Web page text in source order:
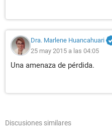
Dra. Marlene Huancahuari
25 may 2015 a las 04:05
Una amenaza de pérdida.
Discusiones similares